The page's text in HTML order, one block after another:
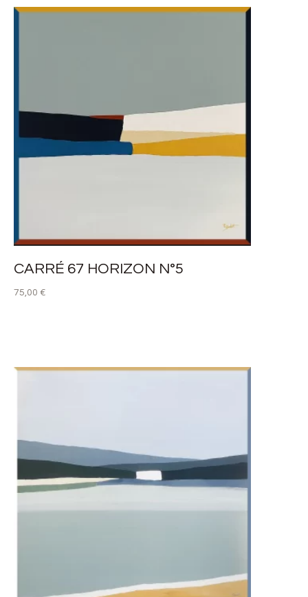
CARRÉ 67 HORIZON N°5
75,00 €